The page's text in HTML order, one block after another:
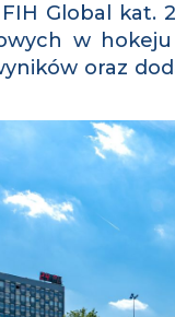
Global kat.
w
oraz